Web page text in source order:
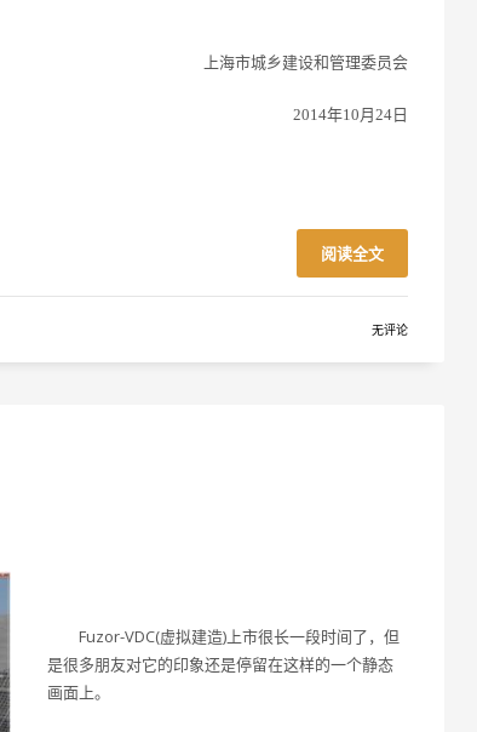
上海市城乡建设和管理委员会
2014年10月24日
阅读全文
无评论
Fuzor-VDC(虚拟建造)上市很长一段时间了，但
是很多朋友对它的印象还是停留在这样的一个静态
画面上。